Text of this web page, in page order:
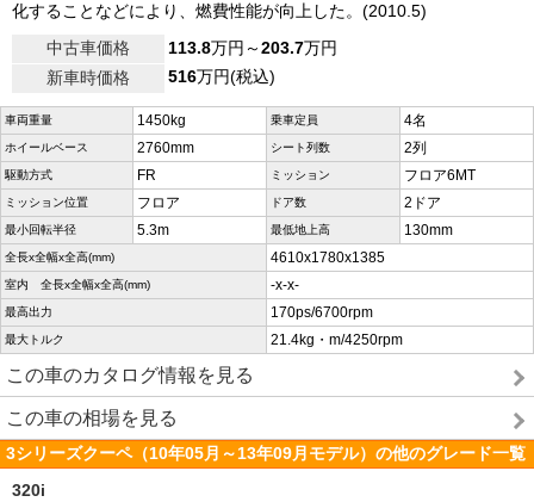
化することなどにより、燃費性能が向上した。(2010.5)
中古車価格
113.8万円～203.7万円
新車時価格
516万円(税込)
車両重量 1450kg 乗車定員 4名
ホイールベース 2760mm シート列数 2列
駆動方式 FR ミッション フロア6MT
ミッション位置 フロア ドア数 2ドア
最小回転半径 5.3m 最低地上高 130mm
全長x全幅x全高(mm) 4610x1780x1385
室内 全長x全幅x全高(mm) -x-x-
最高出力 170ps/6700rpm
最大トルク 21.4kg・m/4250rpm
この車のカタログ情報を見る
この車の相場を見る
3シリーズクーペ（10年05月～13年09月モデル）の他のグレード一覧
320i